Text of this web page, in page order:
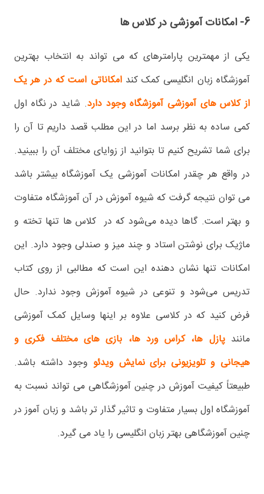
6- امکانات آموزشی در کلاس ها
یکی از مهمترین پارامترهای که می تواند به انتخاب بهترین
آموزشگاه زبان انگلیسی کمک کندامکاناتی است که در هر یک
از کلاس های آموزشی آموزشگاه وجود دارد. شاید در نگاه اول
کمی ساده به نظر برسد اما در این مطلب قصد داریم تا آن را
برای شما تشریح کنیم تا بتوانید از زوایای مختلف آن را ببینید.
در واقع هر چقدر امکانات آموزشی یک آموزشگاه بیشتر باشد
می توان نتیجه گرفت که شیوه آموزش در آن آموزشگاه متفاوت
و بهتر است. گاها دیده می‌شود که در کلاس ها تنها تخته و
ماژیک برای نوشتن استاد و چند میز و صندلی وجود دارد. این
امکانات تنها نشان دهنده این است که مطالبی از روی کتاب
تدریس می‌شود و تنوعی در شیوه آموزش وجود ندارد. حال
فرض کنید که در کلاسی علاوه بر اینها وسایل کمک آموزشی
مانندپازل ها، کراس ورد ها، بازی های مختلف فکری و
هیجانی و تلویزیونی برای نمایش ویدئو وجود داشته باشد.
طبیعتاً کیفیت آموزش در چنین آموزشگاهی می تواند نسبت به
آموزشگاه اول بسیار متفاوت و تاثیر گذار تر باشد و زبان آموز در
چنین آموزشگاهی بهتر زبان انگلیسی را یاد می گیرد.